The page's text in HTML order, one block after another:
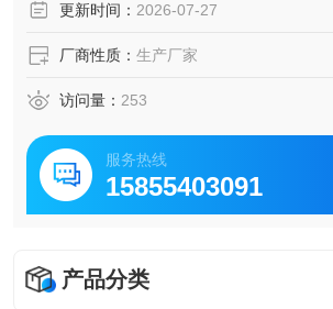
更新时间： 2026-07-27
厂商性质： 生产厂家
访问量： 253
服务热线
15855403091
产品分类